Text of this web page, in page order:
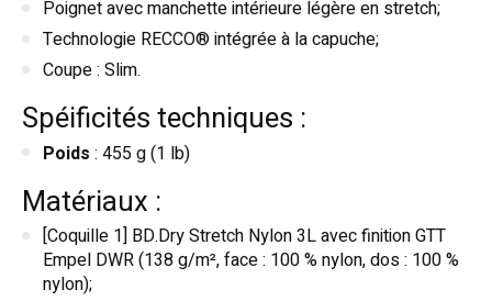
Poignet avec manchette intérieure légère en stretch;
Technologie RECCO® intégrée à la capuche;
Coupe : Slim.
Spéificités techniques :
Poids : 455 g (1 lb)
Matériaux :
[Coquille 1] BD.Dry Stretch Nylon 3L avec finition GTT
Empel DWR (138 g/m², face : 100 % nylon, dos : 100 %
nylon);